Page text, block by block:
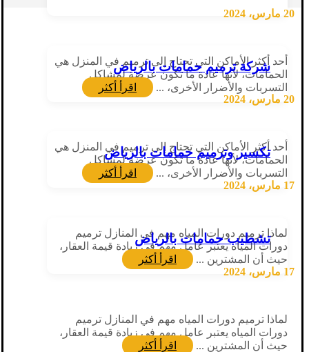
20 مارس، 2024
أحد أكثر الأماكن التي تحتاج إلى ترميم في المنزل هي
الحمامات، لأنها عادة ما تكون عرضة لمشاكل
التسربات والأضرار الأخرى، ...
اقرأ أكثر
شركة ترميم حمامات بالرياض
20 مارس، 2024
أحد أكثر الأماكن التي تحتاج إلى ترميم في المنزل هي
الحمامات، لأنها عادة ما تكون عرضة لمشاكل
التسربات والأضرار الأخرى، ...
اقرأ أكثر
تكسير وترميم حمامات بالرياض
17 مارس، 2024
لماذا ترميم دورات المياه مهم في المنازل ترميم
دورات المياه يعتبر عامل مهم في زيادة قيمة العقار،
حيث أن المشترين ...
اقرأ أكثر
تشطيب حمامات بالرياض
17 مارس، 2024
لماذا ترميم دورات المياه مهم في المنازل ترميم
دورات المياه يعتبر عامل مهم في زيادة قيمة العقار،
حيث أن المشترين ...
اقرأ أكثر